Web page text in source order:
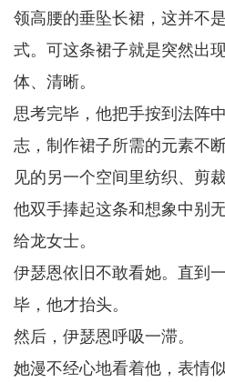
领高腰的垂坠长裙，这并不
式。可这条裙子就是突然出
体、清晰。
思考完毕，他把手按到法阵
志，制作裙子所需的元素不
见的另一个空间里纺织、剪裁
他双手捧起这条和想象中别
给龙女士。
伊瑟恩依旧不敢看她。直到
毕，他才抬头。
然后，伊瑟恩呼吸一滞。
她漫不经心地看着他，表情